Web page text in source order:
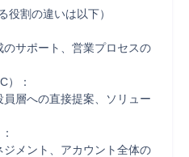
役割の違いは以下）
サポート、営業プロセスの
）：
層への直接提案、ソリュー
メント、アカウント全体の